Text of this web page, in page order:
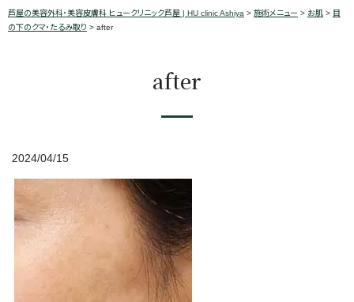
芦屋の美容外科・美容皮膚科 ヒュークリニック芦屋 | HU clinic Ashiya > 施術メニュー > お肌 > 目
の下のクマ・たるみ取り > after
after
2024/04/15